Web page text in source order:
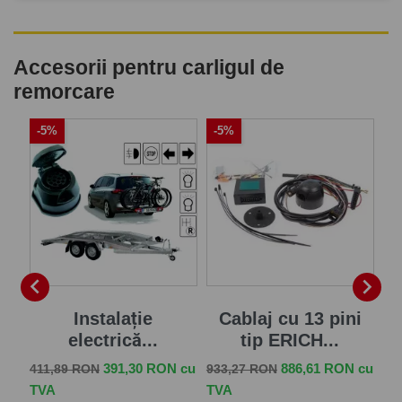
Accesorii pentru carligul de
remorcare

Instalație
electrică...
Pret de baza
411,89 RON Pret
391,30 RON cu
TVA
-5%
Cablaj cu 13 pini
tip ERICH...
Pret de baza
933,27 RON Pret
886,61 RON cu
TVA
-5%
